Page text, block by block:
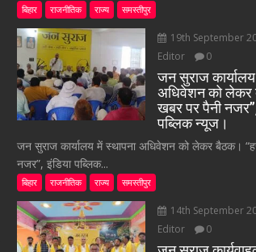
बिहार राजनीतिक राज्य समस्तीपुर
19th September
Editor
0
जन सुराज
अधिवेशन को लेकर
खबर पर पैनी
पब्लिक न्यूज।
जन सुराज कार्यालय में स्थापना अधिवेशन को लेकर बैठक।
नजर”, इंडिया पब्लिक...
बिहार राजनीतिक राज्य समस्तीपुर
14th September
Editor
0